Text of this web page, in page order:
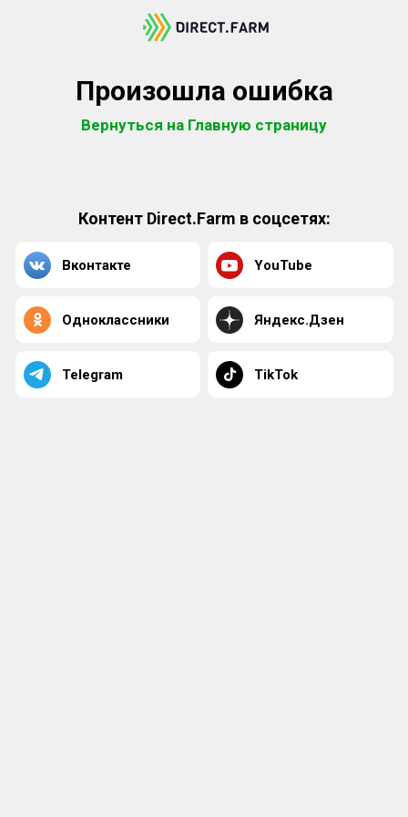
Произошла ошибка
Вернуться на Главную страницу
Контент Direct.Farm в соцсетях:
Вконтакте YouTube
Одноклассники Яндекс.Дзен
Telegram TikTok